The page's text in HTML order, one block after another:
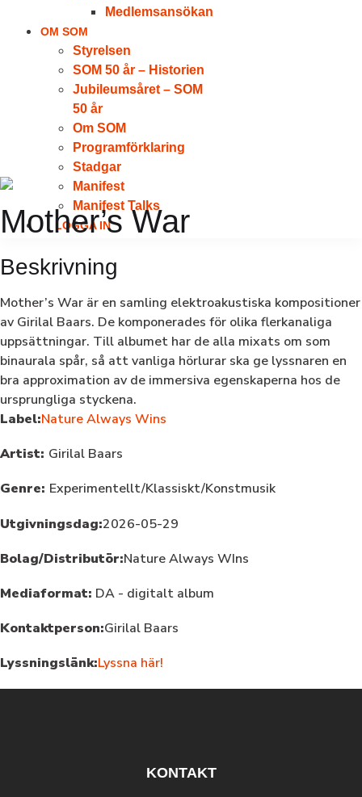
Medlemsansökan
OM SOM
Styrelsen
SOM 50 år – Historien
Jubileumsåret – SOM
50 år
Om SOM
Programförklaring
Stadgar
Manifest
Manifest Talks
LOGGA IN
Mother’s War
Beskrivning
Mother’s War är en samling elektroakustiska kompositioner
av Girilal Baars. De komponerades för olika flerkanaliga
uppsättningar. Till albumet har de alla mixats om som
binaurala spår, så att vanliga hörlurar ska ge lyssnaren en
bra approximation av de immersiva egenskaperna hos de
ursprungliga styckena.
Label:Nature Always Wins
Artist: Girilal Baars
Genre: Experimentellt/Klassiskt/Konstmusik
Utgivningsdag:2026-05-29
Bolag/Distributör:Nature Always WIns
Mediaformat: DA - digitalt album
Kontaktperson:Girilal Baars
Lyssningslänk:Lyssna här!
KONTAKT